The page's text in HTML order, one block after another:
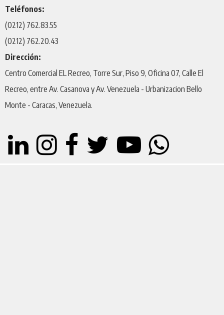
Teléfonos:
(0212) 762.83.55
(0212) 762.20.43
Dirección:
Centro Comercial EL Recreo, Torre Sur, Piso 9, Oficina 07, Calle El
Recreo, entre Av. Casanova y Av. Venezuela - Urbanizacion Bello
Monte - Caracas, Venezuela.